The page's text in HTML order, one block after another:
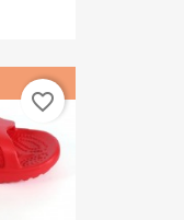
favorite_border